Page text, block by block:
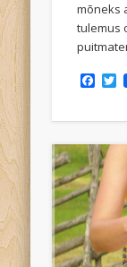
mõneks
tulemus